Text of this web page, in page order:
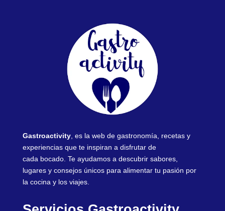
Gastroactivity, es la web de gastronomía, recetas y
experiencias que te inspiran a disfrutar de
cada bocado. Te ayudamos a descubrir sabores,
lugares y consejos únicos para alimentar tu pasión por
la cocina y los viajes.